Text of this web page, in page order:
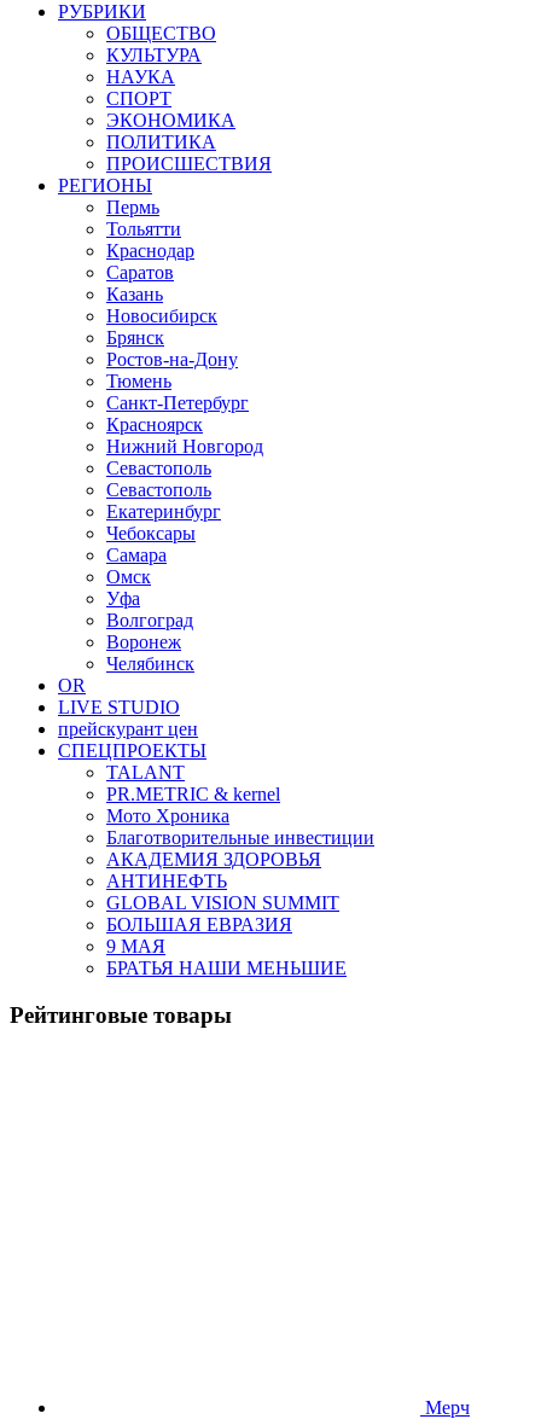
РУБРИКИ
ОБЩЕСТВО
КУЛЬТУРА
НАУКА
СПОРТ
ЭКОНОМИКА
ПОЛИТИКА
ПРОИСШЕСТВИЯ
РЕГИОНЫ
Пермь
Тольятти
Краснодар
Саратов
Казань
Новосибирск
Брянск
Ростов-на-Дону
Тюмень
Санкт-Петербург
Красноярск
Нижний Новгород
Севастополь
Севастополь
Екатеринбург
Чебоксары
Самара
Омск
Уфа
Волгоград
Воронеж
Челябинск
OR
LIVE STUDIO
прейскурант цен
СПЕЦПРОЕКТЫ
TALANT
PR.METRIC & kernel
Мото Хроника
Благотворительные инвестиции
АКАДЕМИЯ ЗДОРОВЬЯ
АНТИНЕФТЬ
GLOBAL VISION SUMMIT
БОЛЬШАЯ ЕВРАЗИЯ
9 МАЯ
БРАТЬЯ НАШИ МЕНЬШИЕ
Рейтинговые товары
Мерч